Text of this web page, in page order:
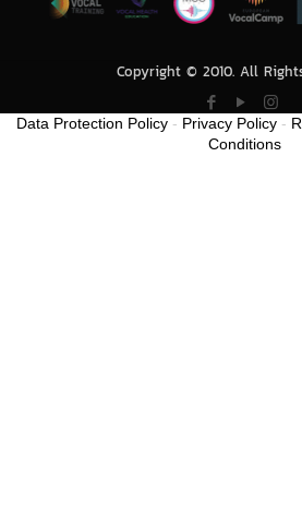
Copyright © 2010. All
Data Protection Policy- Privacy Policy-
Conditions